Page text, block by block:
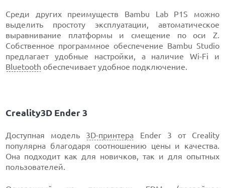
Среди других преимуществ Bambu Lab P1S можно
выделить простоту эксплуатации, автоматическое
выравнивание платформы и смещение по оси Z.
Собственное программное обеспечение Bambu Studio
предлагает удобные настройки, а наличие Wi-Fi и
Bluetooth обеспечивает удобное подключение.
Creality3D Ender 3
Доступная модель 3D-принтера Ender 3 от Creality
популярна благодаря соотношению цены и качества.
Она подходит как для новичков, так и для опытных
пользователей.